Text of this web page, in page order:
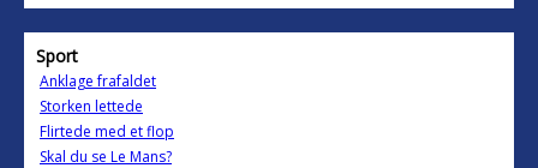
Sport
Anklage frafaldet
Storken lettede
Flirtede med et flop
Skal du se Le Mans?